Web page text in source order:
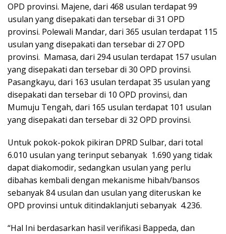
OPD provinsi. Majene, dari 468 usulan terdapat 99
usulan yang disepakati dan tersebar di 31 OPD
provinsi. Polewali Mandar, dari 365 usulan terdapat 115
usulan yang disepakati dan tersebar di 27 OPD
provinsi. Mamasa, dari 294 usulan terdapat 157 usulan
yang disepakati dan tersebar di 30 OPD provinsi.
Pasangkayu, dari 163 usulan terdapat 35 usulan yang
disepakati dan tersebar di 10 OPD provinsi, dan
Mumuju Tengah, dari 165 usulan terdapat 101 usulan
yang disepakati dan tersebar di 32 OPD provinsi.
Untuk pokok-pokok pikiran DPRD Sulbar, dari total
6.010 usulan yang terinput sebanyak 1.690 yang tidak
dapat diakomodir, sedangkan usulan yang perlu
dibahas kembali dengan mekanisme hibah/bansos
sebanyak 84 usulan dan usulan yang diteruskan ke
OPD provinsi untuk ditindaklanjuti sebanyak 4.236.
“Hal Ini berdasarkan hasil verifikasi Bappeda, dan